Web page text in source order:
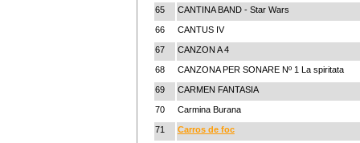
65 CANTINA BAND - Star Wars
66 CANTUS IV
67 CANZON A 4
68 CANZONA PER SONARE Nº 1 La spiritata
69 CARMEN FANTASIA
70 Carmina Burana
71 Carros de foc